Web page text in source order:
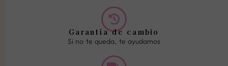
Garantía de cambio
Si no te queda, te ayudamos